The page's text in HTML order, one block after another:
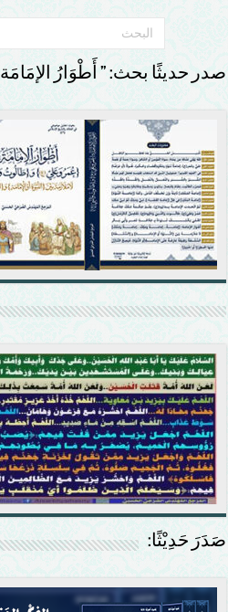
صدر حديثًا بحث: ” أَطْوَارُ الإمَامَة
صَدَرَ حَدِيْثًا: